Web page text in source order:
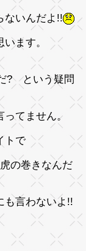
ないんだよ!!
ます。
? という疑問
ってません。
トで
の巻きなんだ
も言わないよ!!